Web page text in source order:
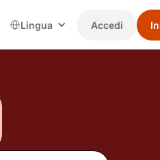
Lingua Accedi